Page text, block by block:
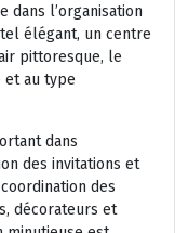
dans l’organisation
élégant, un centre
pittoresque, le
et au type
dans
des invitations et
des
décorateurs et